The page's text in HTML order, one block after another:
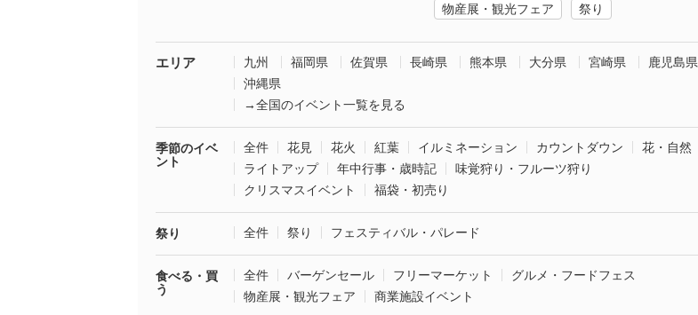
物産展・観光フェア
祭り
エリア 九州 福岡県 佐賀県 長崎県 熊本県 大分県 宮崎県
鹿児島県
沖縄県
→全国のイベント一覧を見る
季節のイベ
ント
全件 花見 花火 紅葉 イルミネーション カウントダウン
花・自然
ライトアップ
年中行事・歳時記
味覚狩り・フルーツ狩り
クリスマスイベント
福袋・初売り
祭り 全件 祭り フェスティバル・パレード
食べる・買
う
全件 バーゲンセール フリーマーケット
グルメ・フードフェス
物産展・観光フェア
商業施設イベント